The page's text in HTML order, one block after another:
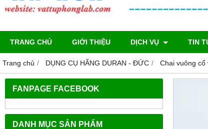
TRANG CHỦ GIỚI THIỆU DỊCH VỤ TIN
Trang chủ DỤNG CỤ HÃNG DURAN - ĐỨC Chai vuông cổ
FANPAGE FACEBOOK
DANH MỤC SẢN PHẨM